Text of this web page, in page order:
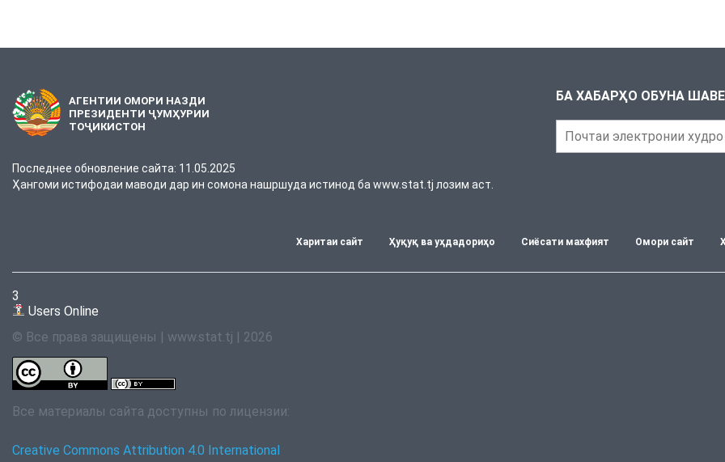
АГЕНТИИ ОМОРИ НАЗДИ
ПРЕЗИДЕНТИ ҶУМҲУРИИ
ТОҶИКИСТОН
Последнее обновление сайта: 11.05.2025
Ҳангоми истифодаи маводи дар ин сомона нашршуда истинод ба www.stat.tj лозим аст.
БА ХАБАРҲО ОБУНА
Харитаи сайт Ҳуқуқ ва уҳдадориҳо Сиёсати махфият Омори сайт
3
Users Online
© Все права защищены | www.stat.tj | 2026
Все материалы сайта доступны по лицензии:
Creative Commons Attribution 4.0 International